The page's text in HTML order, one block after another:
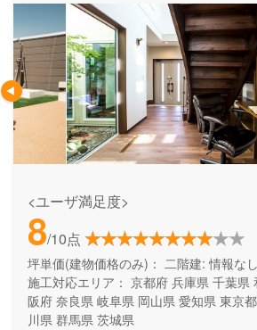
<ユーザ満足度>
8/10点
坪単価(建物価格のみ)： 二階建: 情報な
施工対応エリア： 京都府 兵庫県 千葉県
阪府 奈良県 岐阜県 岡山県 愛知県 東京都
川県 群馬県 茨城県